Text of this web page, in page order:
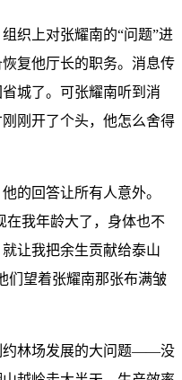
织上对张耀南的“问题”进
复他厅长的职务。消息传
城了。可张耀南听到消
刚开了个头，他怎么舍得
的回答让所有人意外。
在我年龄大了，身体也不
让我把余生贡献给泰山
们望着张耀南那张布满皱
约林场发展的大问题——没